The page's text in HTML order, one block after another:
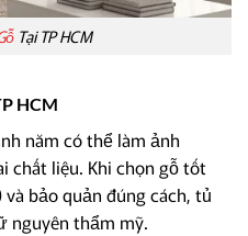
Tại TP HCM
HCM
năm có thể làm ảnh
chất liệu. Khi chọn gỗ tốt
bảo quản đúng cách, tủ
nguyên thẩm mỹ.